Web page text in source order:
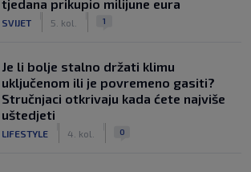
tjedana prikupio milijune eura
SVIJET 5. kol. 1
Je li bolje stalno držati klimu
uključenom ili je povremeno gasiti?
Stručnjaci otkrivaju kada ćete najviše
uštedjeti
LIFESTYLE 4. kol. 0